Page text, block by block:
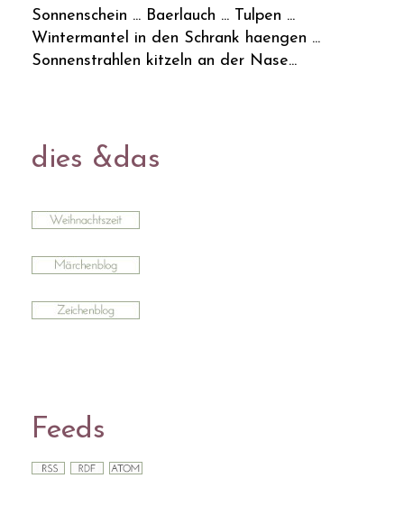
Sonnenschein ... Baerlauch ... Tulpen ...
Wintermantel in den Schrank haengen ...
Sonnenstrahlen kitzeln an der Nase...
dies &das
Feeds